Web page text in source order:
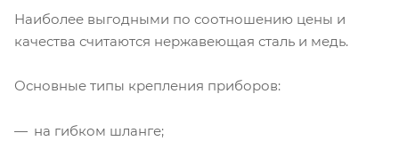
Наиболее выгодными по соотношению цены и
качества считаются нержавеющая сталь и медь.
Основные типы крепления приборов:
на гибком шланге;